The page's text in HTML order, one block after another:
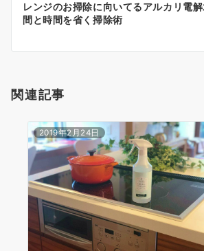
ン
レンジのお掃除に向いてるアルカリ電
間と時間を省く掃除術
関連記事
2019年2月24日